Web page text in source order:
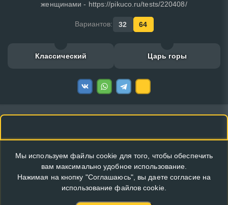
женщинами - https://pikuco.ru/tests/220408/
Вариантов: 32 64
Классический Царь горы
Мы используем файлы cookie для того, чтобы обеспечить
вам максимально удобное использование.
Нажимая на кнопку "Соглашаюсь", вы даете согласие на
использование файлов cookie.